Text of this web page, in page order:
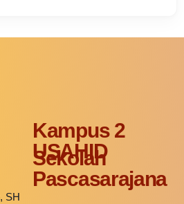
SH
Kampus 2
USAHID
Sekolah
Pascasarajana